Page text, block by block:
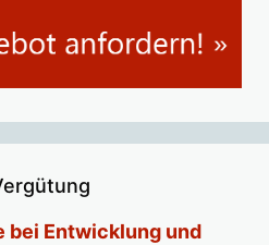
bei Entwicklung und